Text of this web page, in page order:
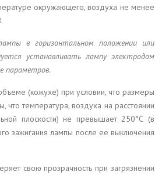
окружающего, воздуха не менее
в горизонтальном положении или
устанавливать лампу электродом
параметров.
(кожухе) при условии, что размеры
что температура, воздуха на расстоянии
плоскости) не превышает 250°С (в
зажигания лампы после ее выключения
свою прозрачность при загрязнении